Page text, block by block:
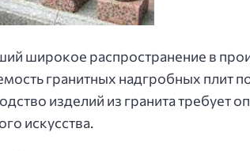
широкое распространение в
гранитных надгробных плит
изделий из гранита требует
искусства.